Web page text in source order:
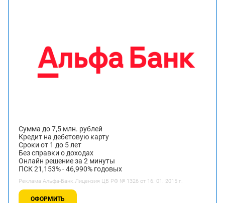
Сумма до 7,5 млн. рублей
Кредит на дебетовую карту
Сроки от 1 до 5 лет
Без справки о доходах
Онлайн решение за 2 минуты
ПСК 21,153% - 46,990% годовых
Реклама Альфа-Банк.Лицензия ЦБ РФ № 1326 от 16. 01. 2015 г.
ОФОРМИТЬ